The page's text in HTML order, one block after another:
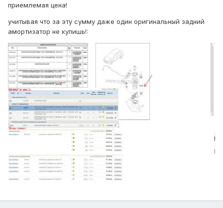
приемлемая цена!
учитывая что за эту сумму даже один оригинальный задний
амортизатор не купишь!: